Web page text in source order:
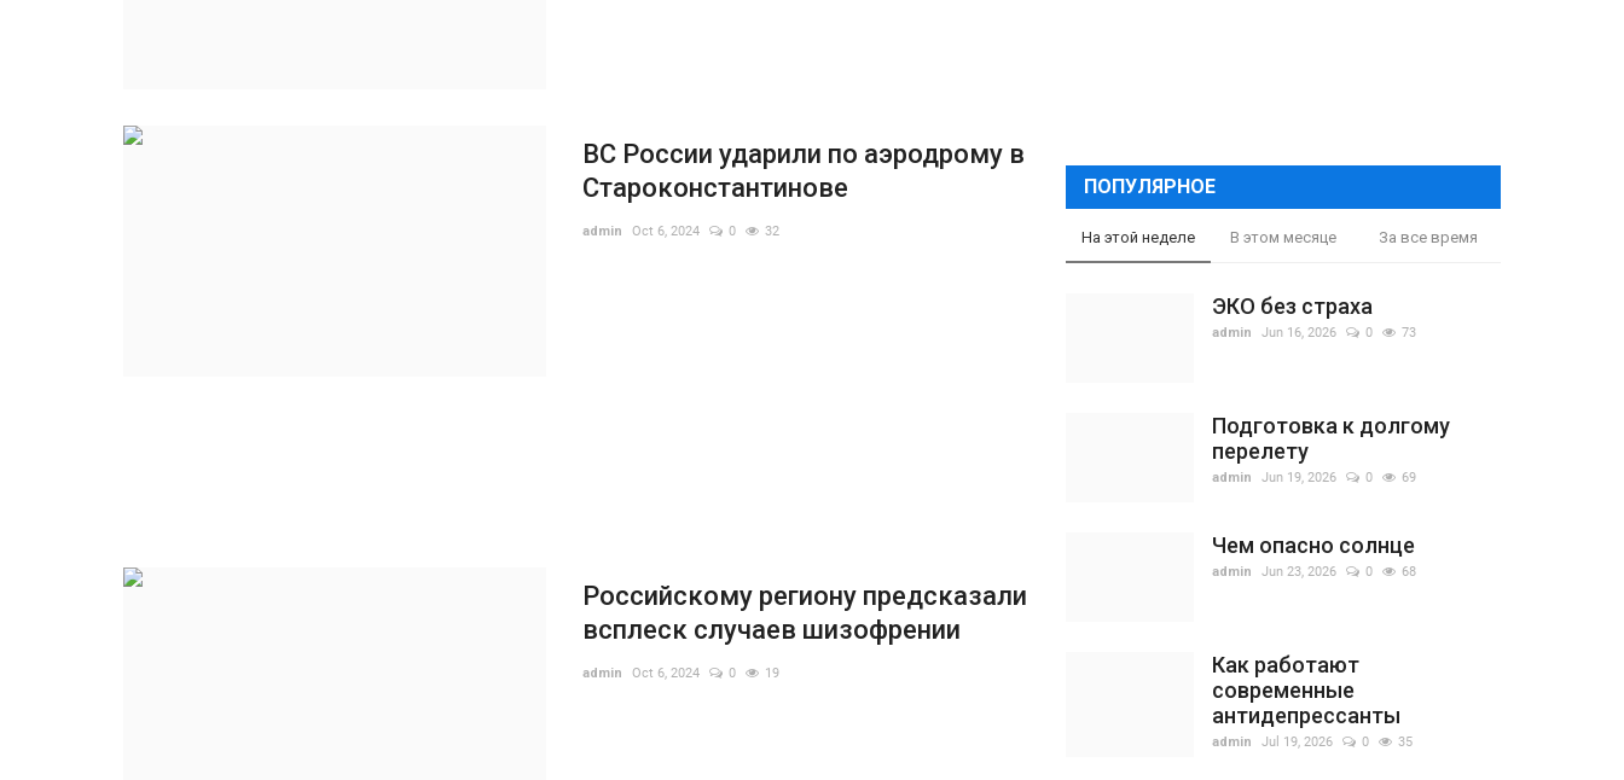
ВС России ударили по аэродрому в
Староконстантинове
admin Oct 6, 2024 0 32
Российскому региону предсказали
всплеск случаев шизофрении
admin Oct 6, 2024 0 19
ПОПУЛЯРНОЕ
На этой неделе В этом месяце За все время
ЭКО без страха
admin Jun 16, 2026 0 73
Подготовка к долгому
перелету
admin Jun 19, 2026 0 69
Чем опасно солнце
admin Jun 23, 2026 0 68
Как работают
современные
антидепрессанты
admin Jul 19, 2026 0 35